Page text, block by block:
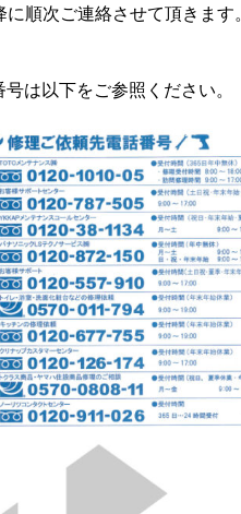
順次ご連絡させて頂きます。
は以下をご参照ください。